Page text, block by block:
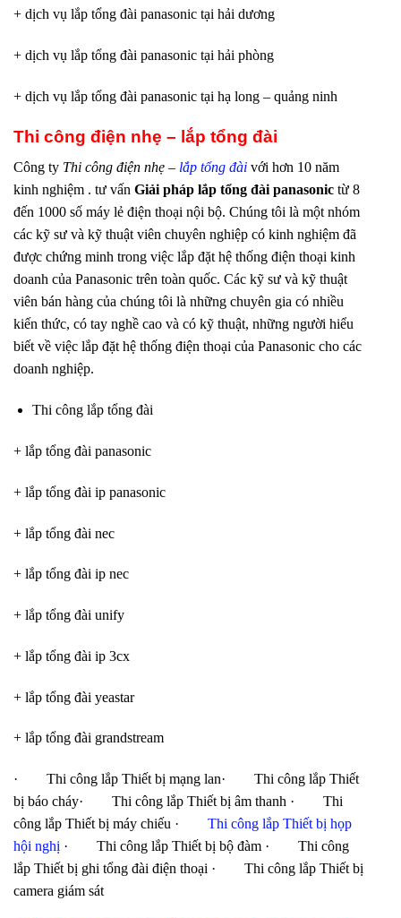
+ dịch vụ lắp tổng đài panasonic tại hải dương
+ dịch vụ lắp tổng đài panasonic tại hải phòng
+ dịch vụ lắp tổng đài panasonic tại hạ long – quảng ninh
Thi công điện nhẹ – lắp tổng đài
Công ty Thi công điện nhẹ – lắp tổng đài với hơn 10 năm
kinh nghiệm . tư vấn Giải pháp lắp tổng đài panasonic từ 8
đến 1000 số máy lẻ điện thoại nội bộ. Chúng tôi là một nhóm
các kỹ sư và kỹ thuật viên chuyên nghiệp có kinh nghiệm đã
được chứng minh trong việc lắp đặt hệ thống điện thoại kinh
doanh của Panasonic trên toàn quốc. Các kỹ sư và kỹ thuật
viên bán hàng của chúng tôi là những chuyên gia có nhiều
kiến ​​thức, có tay nghề cao và có kỹ thuật, những người hiểu
biết về việc lắp đặt hệ thống điện thoại của Panasonic cho các
doanh nghiệp.
Thi công lắp tổng đài
+ lắp tổng đài panasonic
+ lắp tổng đài ip panasonic
+ lắp tổng đài nec
+ lắp tổng đài ip nec
+ lắp tổng đài unify
+ lắp tổng đài ip 3cx
+ lắp tổng đài yeastar
+ lắp tổng đài grandstream
· Thi công lắp Thiết bị mạng lan· Thi công lắp Thiết
bị báo cháy· Thi công lắp Thiết bị âm thanh · Thi
công lắp Thiết bị máy chiếu · Thi công lắp Thiết bị họp
hội nghị · Thi công lắp Thiết bị bộ đàm · Thi công
lắp Thiết bị ghi tổng đài điện thoại · Thi công lắp Thiết bị
camera giám sát